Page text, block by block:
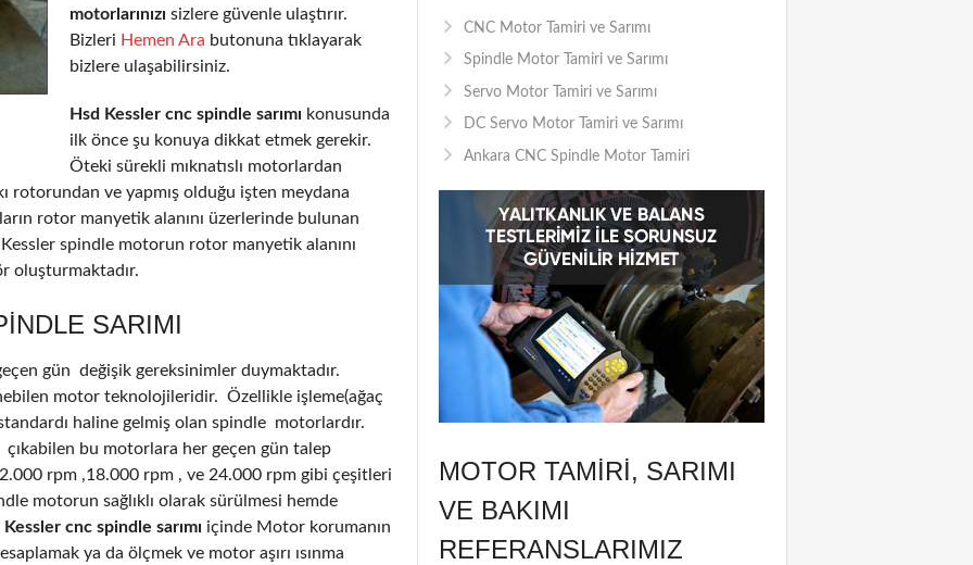
motorlarınızı sizlere güvenle ulaştırır.
Bizleri Hemen Ara butonuna tıklayarak
bizlere ulaşabilirsiniz.
Hsd Kessler cnc spindle sarımı konusunda
ilk önce şu konuya dikkat etmek gerekir.
Öteki sürekli mıknatıslı motorlardan
rotorundan ve yapmış olduğu işten meydana
rotor manyetik alanını üzerlerinde bulunan
spindle motorun rotor manyetik alanını
oluşturmaktadır.
SARIMI
gün değişik gereksinimler duymaktadır.
motor teknolojileridir. Özellikle işleme(ağaç
haline gelmiş olan spindle motorlardır.
bu motorlara her geçen gün talep
rpm ,18.000 rpm , ve 24.000 rpm gibi çeşitleri
motorun sağlıklı olarak sürülmesi hemde
Kessler cnc spindle sarımı içinde Motor korumanın
ya da ölçmek ve motor aşırı ısınma
CNC Motor Tamiri ve Sarımı
Spindle Motor Tamiri ve Sarımı
Servo Motor Tamiri ve Sarımı
DC Servo Motor Tamiri ve Sarımı
Ankara CNC Spindle Motor Tamiri
MOTOR TAMIRI, SARIMI
VE BAKIMI
REFERANSLARIMIZ